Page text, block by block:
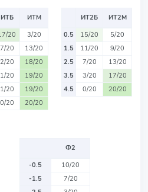
ИТБ
ИТМ
20
3/20
7/20
13/20
2/20
18/20
1/20
19/20
1/20
19/20
0/20 20/20
ИТ2Б
ИТ2М
0.5
15/20
5/20
1.5
11/20
9/20
2.5
7/20
13/20
3.5
3/20
17/20
4.5
0/20 20/20
Ф2
-0.5
10/20
-1.5
7/20